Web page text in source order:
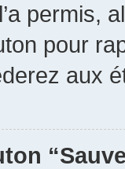
permis,
pour
aux